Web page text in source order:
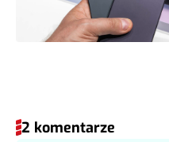
2 komentarze